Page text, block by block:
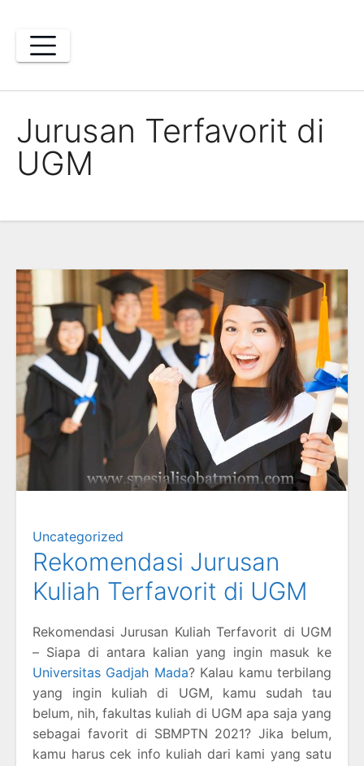
content
Jurusan Terfavorit di
UGM
Uncategorized
Rekomendasi Jurusan
Kuliah Terfavorit di UGM
Rekomendasi Jurusan Kuliah Terfavorit di UGM
– Siapa di antara kalian yang ingin masuk ke
Universitas Gadjah Mada? Kalau kamu terbilang
yang ingin kuliah di UGM, kamu sudah tau
belum, nih, fakultas kuliah di UGM apa saja yang
sebagai favorit di SBMPTN 2021? Jika belum,
kamu harus cek info kuliah dari kami yang satu